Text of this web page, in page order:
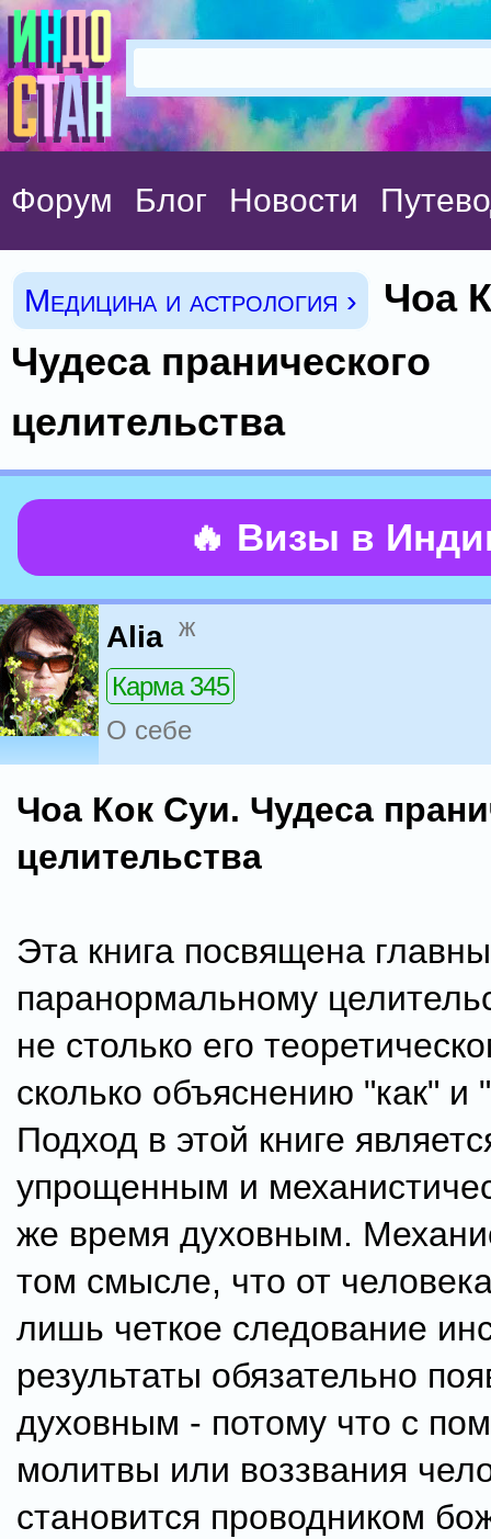
Форум Блог Новости
Медицина и астрология ›
Чоа
Чудеса пранического
целительства
🔥 Визы в
Alia ж
Карма 345
О себе
Чоа Кок Суи. Чудеса
целительства
Эта книга посвящена
паранормальному
не столько его
сколько объяснению "как" и
Подход в этой книге
упрощенным и
же время духовным.
том смысле, что от
лишь четкое следование
результаты обязательно
духовным - потому что с
молитвы или воззвания
становится проводником